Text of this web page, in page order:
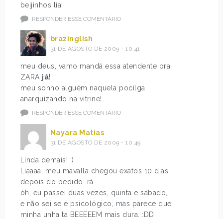
beijinhos lia!
RESPONDER ESSE COMENTÁRIO
brazinglish
31 DE AGOSTO DE 2009 - 10:41
meu deus, vamo mandá essa atendente pra
ZARA já!
meu sonho alguém naquela pocilga
anarquizando na vitrine!
RESPONDER ESSE COMENTÁRIO
Nayara Matias
31 DE AGOSTO DE 2009 - 10:49
Linda demais! :)
Liaaaa, meu mavalla chegou exatos 10 dias
depois do pedido. rá
óh, eu passei duas vezes, quinta e sábado,
e não sei se é psicológico, mas parece que
minha unha tá BEEEEEM mais dura. :DD